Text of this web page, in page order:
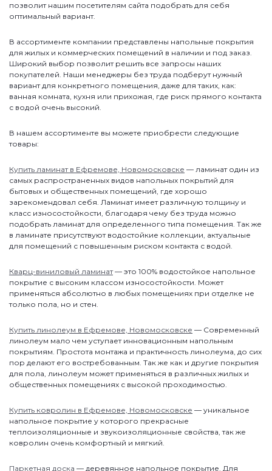
позволит нашим посетителям сайта подобрать для себя
оптимальный вариант.
В ассортименте компании представлены напольные покрытия
для жилых и коммерческих помещений в наличии и под заказ.
Широкий выбор позволит решить все запросы наших
покупателей. Наши менеджеры без труда подберут нужный
вариант для конкретного помещения, даже для таких, как:
ванная комната, кухня или прихожая, где риск прямого контакта
с водой очень высокий.
В нашем ассортименте вы можете приобрести следующие
товары:
Купить ламинат в Ефремове, Новомосковске — ламинат один из
самых распространенных видов напольных покрытий для
бытовых и общественных помещений, где хорошо
зарекомендовал себя. Ламинат имеет различную толщину и
класс износостойкости, благодаря чему без труда можно
подобрать ламинат для определенного типа помещения. Так же
в ламинате присутствуют водостойкие коллекции, актуальные
для помещений с повышенным риском контакта с водой.
Кварц-виниловый ламинат— это 100% водостойкое напольное
покрытие с высоким классом износостойкости. Может
применяться абсолютно в любых помещениях при отделке не
только пола, но и стен.
Купить линолеум в Ефремове, Новомосковске — Современный
линолеум мало чем уступает инновационным напольным
покрытиям. Простота монтажа и практичность линолеума, до сих
пор делают его востребованным. Так же как и другие покрытия
для пола, линолеум может применяться в различных жилых и
общественных помещениях с высокой проходимостью.
Купить ковролин в Ефремове, Новомосковске — уникальное
напольное покрытие у которого прекрасные
теплоизоляционные и звукоизоляционные свойства, так же
ковролин очень комфортный и мягкий.
Паркетная доска — деревянное напольное покрытие. Для